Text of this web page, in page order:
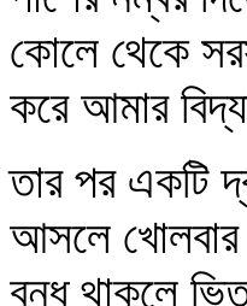
কোলে থেকে
করে আমার
তার পর একটি
আসলে খোলবার
বন্ধ থাকলে